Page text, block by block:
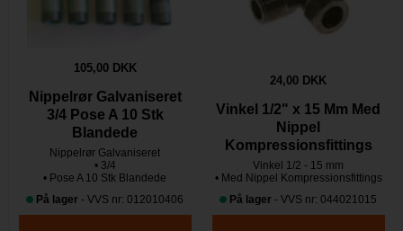
105,00 DKK
Nippelrør Galvaniseret
3/4 Pose A 10 Stk
Blandede
Nippelrør Galvaniseret
• 3/4
• Pose A 10 Stk Blandede
På lager - VVS nr: 012010406
24,00 DKK
Vinkel 1/2" x 15 Mm Med
Nippel
Kompressionsfittings
Vinkel 1/2 - 15 mm
• Med Nippel Kompressionsfittings
På lager - VVS nr: 044021015